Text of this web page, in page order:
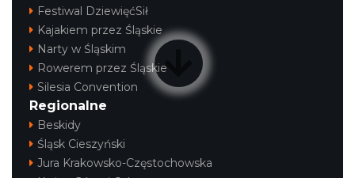
Festiwal DziewięćSił
Kajakiem przez Śląskie
Narty w Śląskim
Rowerem przez Śląskie
Silesia Convention
Regionalne
Beskidy
Śląsk Cieszyński
Jura Krakowsko-Częstochowska